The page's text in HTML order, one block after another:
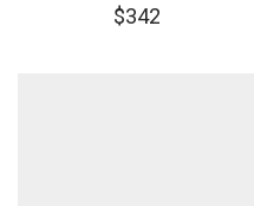
$342